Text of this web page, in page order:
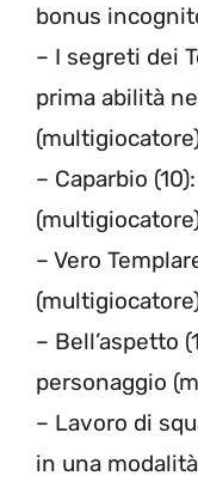
bonus
– I segreti dei
prima abilità
– Caparbio
– Vero
– Bell’aspetto
personaggio
– Lavoro di
in una